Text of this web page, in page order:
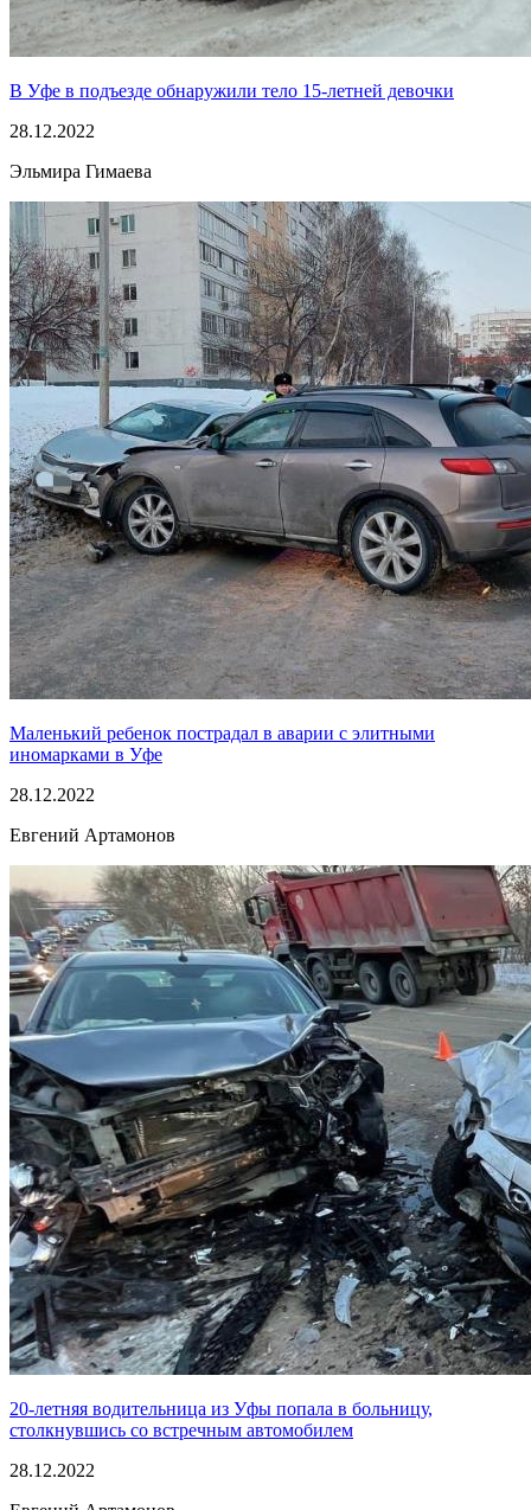
В Уфе в подъезде обнаружили тело 15-летней девочки
28.12.2022
Эльмира Гимаева
Маленький ребенок пострадал в аварии с элитными
иномарками в Уфе
28.12.2022
Евгений Артамонов
20-летняя водительница из Уфы попала в больницу,
столкнувшись со встречным автомобилем
28.12.2022